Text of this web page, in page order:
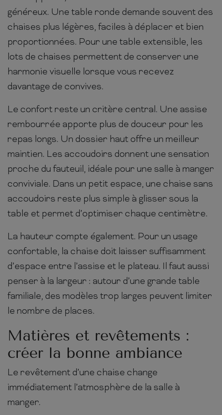
généreux. Une table ronde demande souvent des
chaises plus légères, faciles à déplacer et bien
proportionnées. Pour une table extensible, les
lots de chaises permettent de conserver une
harmonie visuelle lorsque vous recevez
davantage de convives.
Le confort reste un critère central. Une assise
rembourrée apporte plus de douceur pour les
repas longs. Un dossier haut offre un meilleur
maintien. Les accoudoirs donnent une sensation
proche du fauteuil, idéale pour une salle à manger
conviviale. Dans un petit espace, une chaise sans
accoudoirs reste plus simple à glisser sous la
table et permet d’optimiser chaque centimètre.
La hauteur compte également. Pour un usage
confortable, la chaise doit laisser suffisamment
d’espace entre l’assise et le plateau. Il faut aussi
penser à la largeur : autour d’une grande table
familiale, des modèles trop larges peuvent limiter
le nombre de places.
Matières et revêtements :
créer la bonne ambiance
Le revêtement d’une chaise change
immédiatement l’atmosphère de la salle à
manger.